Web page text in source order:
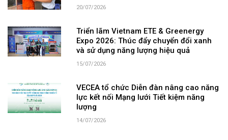
20/07/2026
Triển lãm Vietnam ETE & Greenergy
Expo 2026: Thúc đẩy chuyển đổi xanh
và sử dụng năng lượng hiệu quả
15/07/2026
VECEA tổ chức Diễn đàn nâng cao năng
lực kết nối Mạng lưới Tiết kiệm năng
lượng
14/07/2026